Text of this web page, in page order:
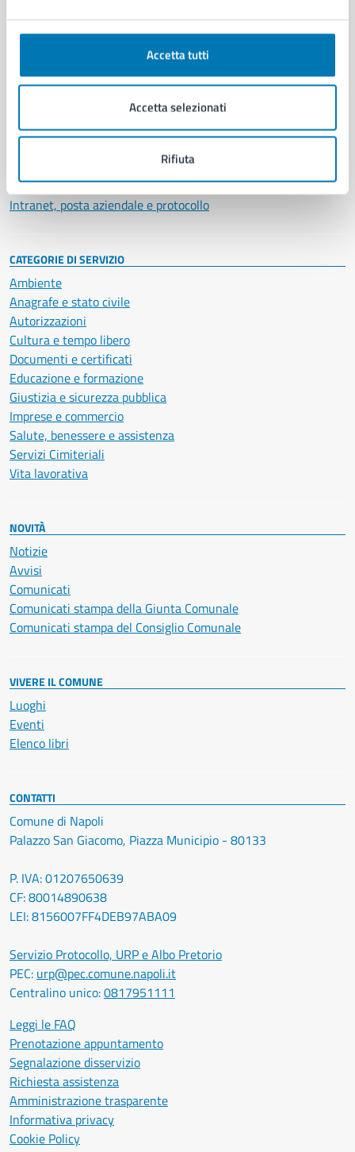
Accetta tutti
Accetta selezionati
Rifiuta
AMMINISTRAZIONE
Organi di governo
Municipalità
Enti e fondazioni
Documenti e dati
Intranet, posta aziendale e protocollo
CATEGORIE DI SERVIZIO
Ambiente
Anagrafe e stato civile
Autorizzazioni
Cultura e tempo libero
Documenti e certificati
Educazione e formazione
Giustizia e sicurezza pubblica
Imprese e commercio
Salute, benessere e assistenza
Servizi Cimiteriali
Vita lavorativa
NOVITÀ
Notizie
Avvisi
Comunicati
Comunicati stampa della Giunta Comunale
Comunicati stampa del Consiglio Comunale
VIVERE IL COMUNE
Luoghi
Eventi
Elenco libri
CONTATTI
Comune di Napoli
Palazzo San Giacomo, Piazza Municipio - 80133
P. IVA: 01207650639
CF: 80014890638
LEI: 8156007FF4DEB97ABA09
Servizio Protocollo, URP e Albo Pretorio
PEC: urp@pec.comune.napoli.it
Centralino unico:0817951111
Leggi le FAQ
Prenotazione appuntamento
Segnalazione disservizio
Richiesta assistenza
Amministrazione trasparente
Informativa privacy
Cookie Policy